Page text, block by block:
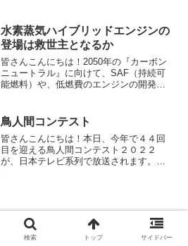
更します。約30年ぶ...
水素蒸気ハイブリッドエンジンの
登場は救世主となるか
皆さんこんにちは！2050年の『カーボン
ニュートラル』に向けて、SAF（持続可
能燃料）や、低燃費のエンジンの開発な
という新しいシステムが登場しました。
プラット・アンド・...
鳥人間コンテスト
皆さんこんにちは！本日、今年で４４回
目を迎える鳥人間コンテスト２０２２
が、日本テレビ系列で放送されます。鳥
検索 トップ サイドバー